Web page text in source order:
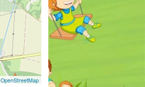
OpenStreetMap